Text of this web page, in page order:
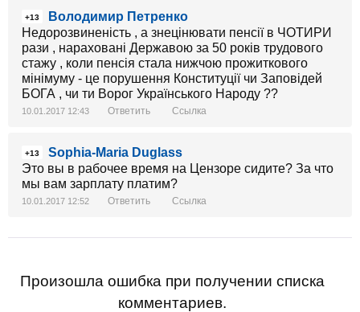
+13
Володимир Петренко
Недорозвиненість , а знецінювати пенсії в ЧОТИРИ
рази , нараховані Державою за 50 років трудового
стажу , коли пенсія стала нижчою прожиткового
мінімуму - це порушення Конституції чи Заповідей
БОГА , чи ти Ворог Українського Народу ??
10.01.2017 12:43 Ответить Ссылка
+13
Sophia-Maria Duglass
Это вы в рабочее время на Цензоре сидите? За что
мы вам зарплату платим?
10.01.2017 12:52 Ответить Ссылка
Произошла ошибка при получении списка
комментариев.